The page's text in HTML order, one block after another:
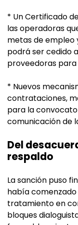
* Un Certificado
las operadoras
metas de empleo
podrá ser cedido
proveedoras
* Nuevos
contrataciones,
para la
comunicación de
Del
respaldo
La sanción puso
había
tratamiento en
bloques